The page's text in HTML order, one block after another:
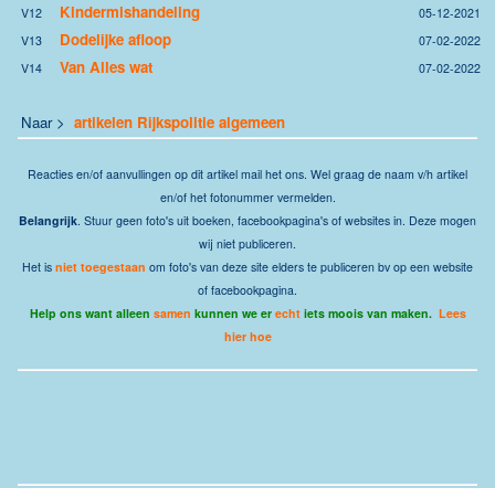
V12
Kindermishandeling
05-12-2021
V13
Dodelijke afloop
07-02-2022
V14
Van Alles wat 07-02-2022
Naar > artikelen Rijkspolitie algemeen
Reacties en/of aanvullingen op dit artikel mail het ons. Wel graag de naam v/h artikel
en/of het fotonummer vermelden.
Belangrijk. Stuur geen foto's uit boeken, facebookpagina's of websites in. Deze mogen
wij niet publiceren.
Het is niet toegestaan om foto's van deze site elders te publiceren bv op een website
of facebookpagina.
Help ons want alleen samen kunnen we er echtiets moois van maken. Lees
hier hoe